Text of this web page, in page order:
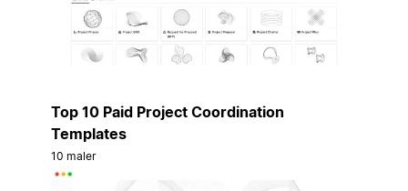
Top 10 Paid Project Coordination
Templates
10 maler